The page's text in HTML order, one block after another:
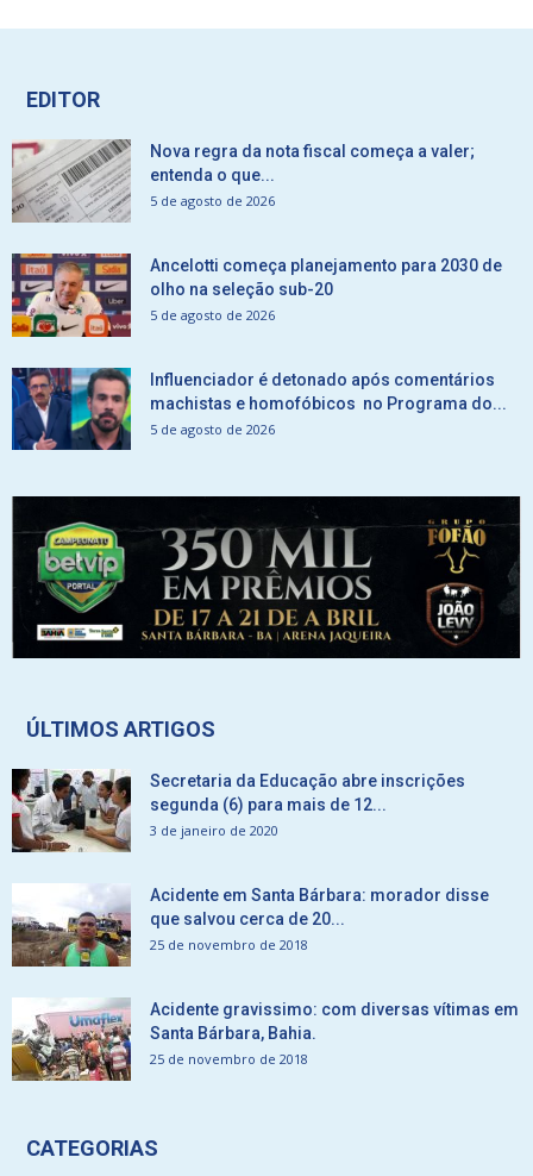
EDITOR
Nova regra da nota fiscal começa a valer;
entenda o que...
5 de agosto de 2026
Ancelotti começa planejamento para 2030 de
olho na seleção sub-20
5 de agosto de 2026
Influenciador é detonado após comentários
machistas e homofóbicos no Programa do...
5 de agosto de 2026
ÚLTIMOS ARTIGOS
Secretaria da Educação abre inscrições
segunda (6) para mais de 12...
3 de janeiro de 2020
Acidente em Santa Bárbara: morador disse
que salvou cerca de 20...
25 de novembro de 2018
Acidente gravissimo: com diversas vítimas em
Santa Bárbara, Bahia.
25 de novembro de 2018
CATEGORIAS